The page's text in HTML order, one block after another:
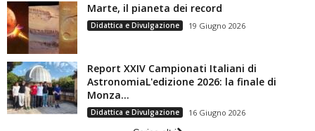
Marte, il pianeta dei record
Didattica e Divulgazione 19 Giugno 2026
Report XXIV Campionati Italiani di
AstronomiaL'edizione 2026: la finale di
Monza...
Didattica e Divulgazione
16 Giugno 2026